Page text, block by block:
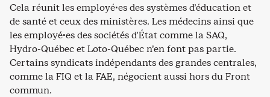
Cela réunit les employé·es des systèmes d’éducation et
de santé et ceux des ministères. Les médecins ainsi que
les employé·es des sociétés d’État comme la SAQ,
Hydro-Québec et Loto-Québec n’en font pas partie.
Certains syndicats indépendants des grandes centrales,
comme la FIQ et la FAE, négocient aussi hors du Front
commun.